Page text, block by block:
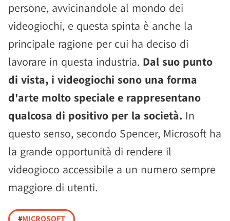
persone, avvicinandole al mondo dei
videogiochi, e questa spinta è anche la
principale ragione per cui ha deciso di
lavorare in questa industria. Dal suo punto
di vista, i videogiochi sono una forma
d'arte molto speciale e rappresentano
qualcosa di positivo per la società. In
questo senso, secondo Spencer, Microsoft ha
la grande opportunità di rendere il
videogioco accessibile a un numero sempre
maggiore di utenti.
#MICROSOFT